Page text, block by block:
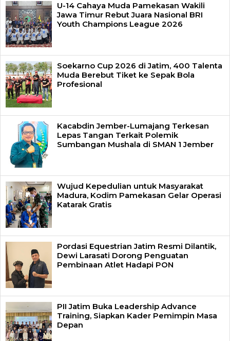
U-14 Cahaya Muda Pamekasan Wakili
Jawa Timur Rebut Juara Nasional BRI
Youth Champions League 2026
Soekarno Cup 2026 di Jatim, 400 Talenta
Muda Berebut Tiket ke Sepak Bola
Profesional
Kacabdin Jember-Lumajang Terkesan
Lepas Tangan Terkait Polemik
Sumbangan Mushala di SMAN 1 Jember
Wujud Kepedulian untuk Masyarakat
Madura, Kodim Pamekasan Gelar Operasi
Katarak Gratis
Pordasi Equestrian Jatim Resmi Dilantik,
Dewi Larasati Dorong Penguatan
Pembinaan Atlet Hadapi PON
PII Jatim Buka Leadership Advance
Training, Siapkan Kader Pemimpin Masa
Depan